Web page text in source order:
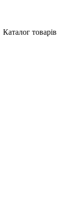
Каталог товарів